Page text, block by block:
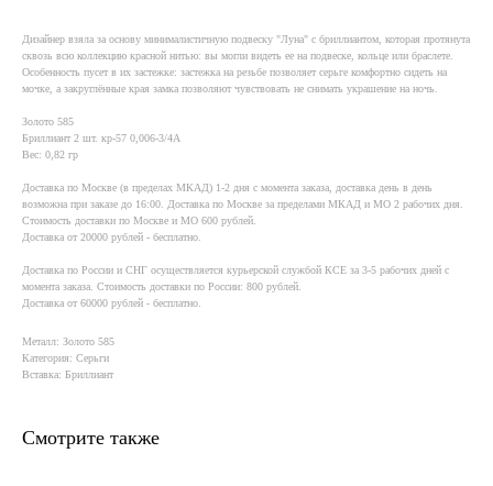
Дизайнер взяла за основу минималистичную подвеску "Луна" с бриллиантом, которая протянута
сквозь всю коллекцию красной нитью: вы могли видеть ее на подвеске, кольце или браслете.
Особенность пусет в их застежке: застежка на резьбе позволяет серьге комфортно сидеть на
мочке, а закруглённые края замка позволяют чувствовать не снимать украшение на ночь.
Золото 585
Бриллиант 2 шт. кр-57 0,006-3/4А
Вес: 0,82 гр
Доставка по Москве (в пределах МКАД) 1-2 дня с момента заказа, доставка день в день
возможна при заказе до 16:00. Доставка по Москве за пределами МКАД и МО 2 рабочих дня.
Стоимость доставки по Москве и МО 600 рублей.
Доставка от 20000 рублей - бесплатно.
Доставка по России и СНГ осуществляется курьерской службой КСE за 3-5 рабочих дней с
момента заказа. Стоимость доставки по России: 800 рублей.
Доставка от 60000 рублей - бесплатно.
Металл: Золото 585
Категория: Серьги
Вставка: Бриллиант
Смотрите также